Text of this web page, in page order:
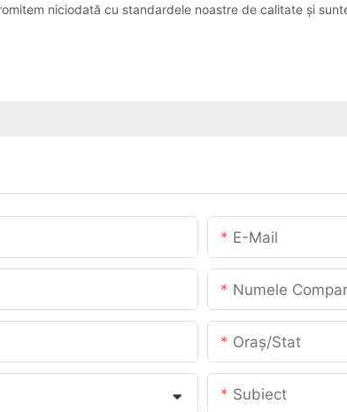
niciodată cu standardele noastre de calitate și
E-Mail
Numele
Oraș/stat
Subiect